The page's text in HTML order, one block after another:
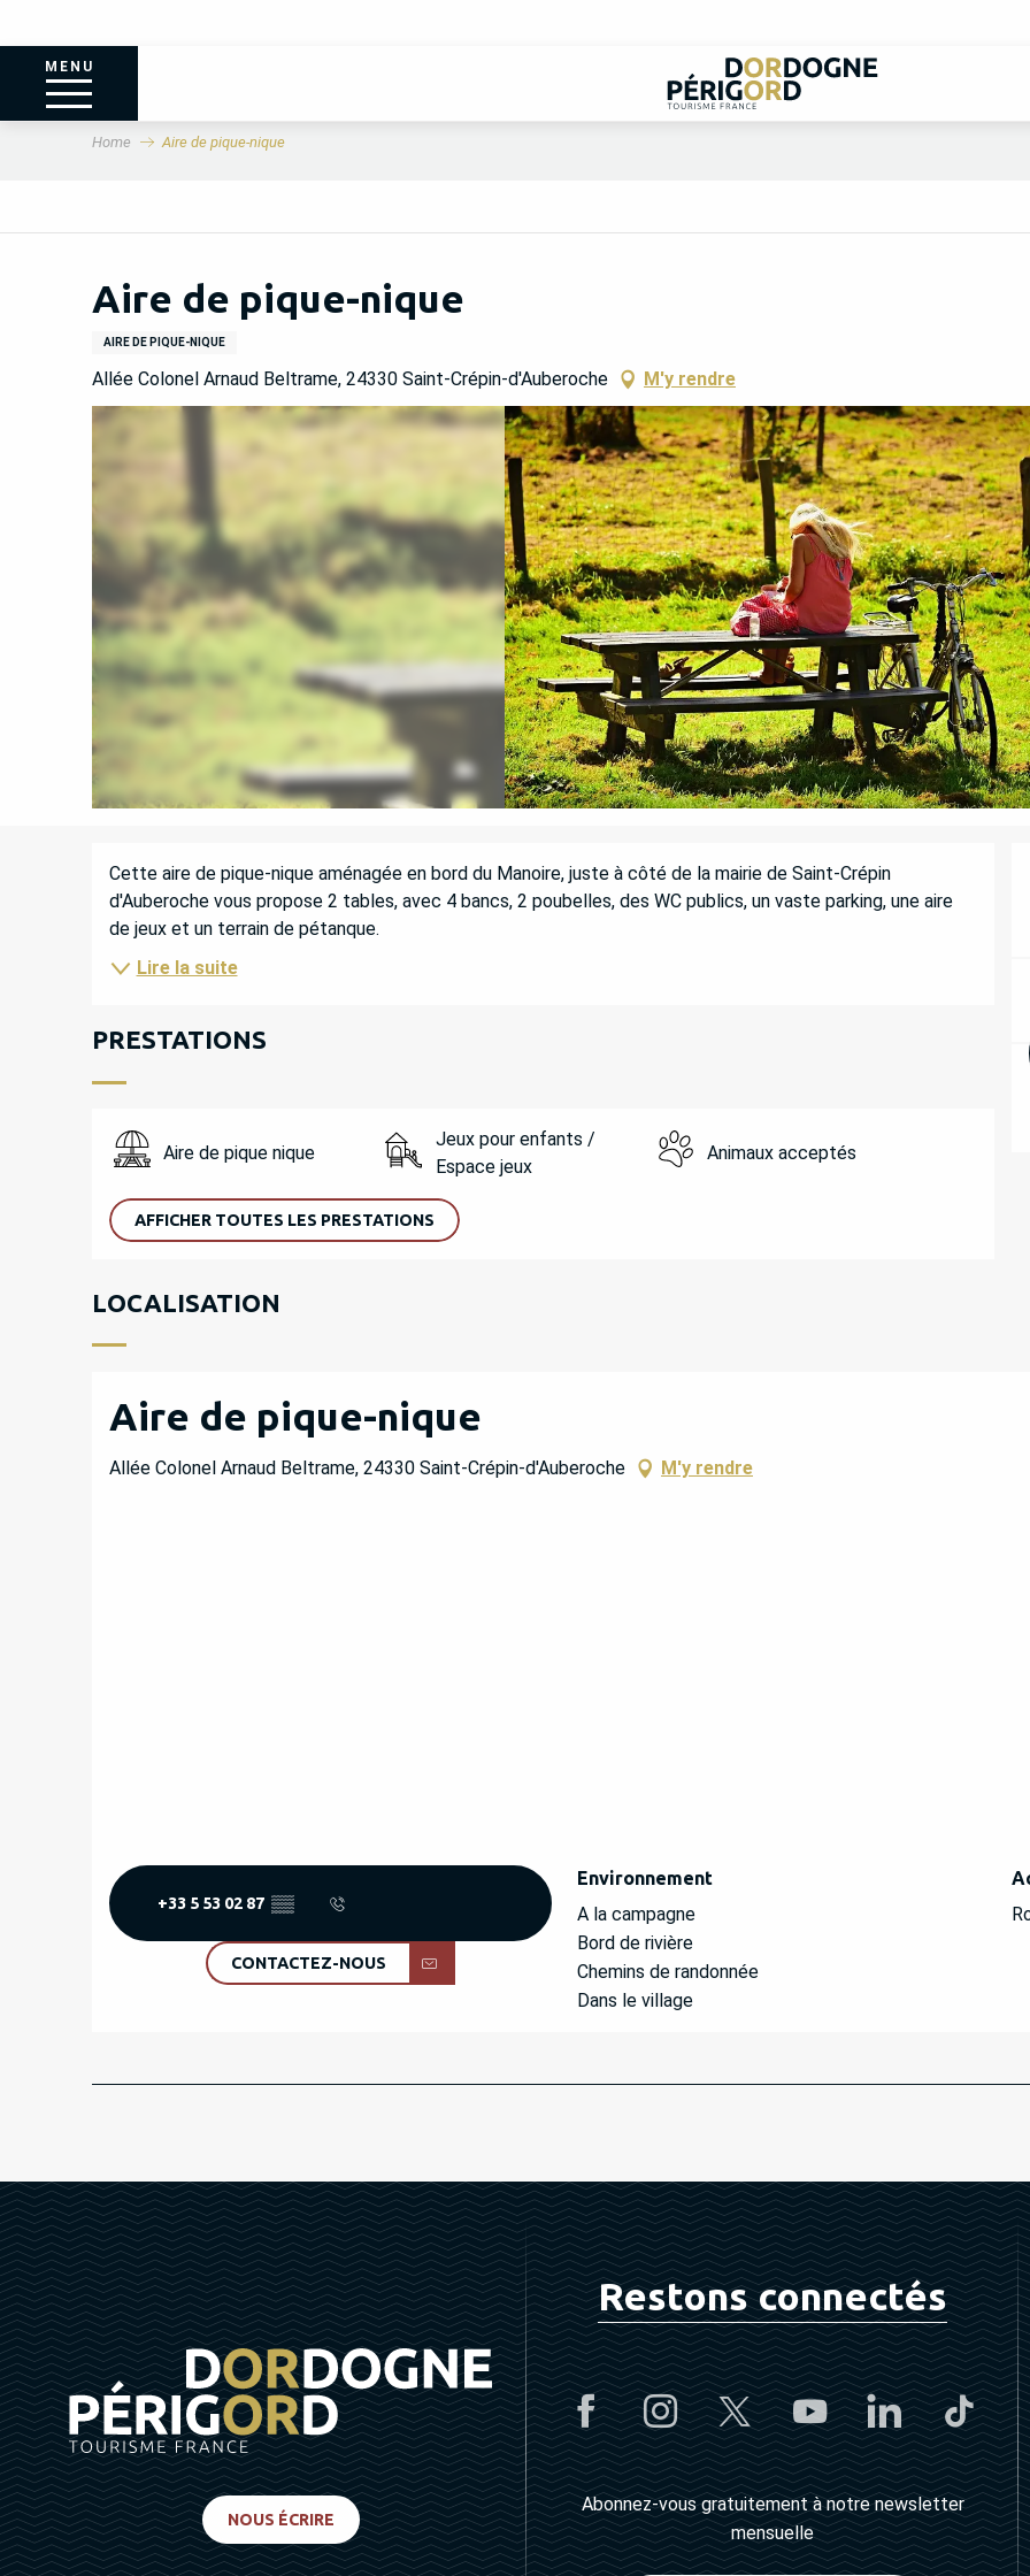
MENU
Home Aire de pique-nique
Aire de pique-nique
AIRE DE PIQUE-NIQUE
Allée Colonel Arnaud Beltrame, 24330 Saint-Crépin-d'Auberoche M'y rendre
DESCRIPTION
Cette aire de pique-nique aménagée en bord du Manoire, juste à côté de la mairie de Saint-Crépin
d'Auberoche vous propose 2 tables, avec 4 bancs, 2 poubelles, des WC publics, un vaste parking, une aire
de jeux et un terrain de pétanque.
Lire la suite
PRESTATIONS
Aire de pique nique
Jeux pour enfants /
Espace jeux
Animaux acceptés
AFFICHER TOUTES LES PRESTATIONS
LOCALISATION
Aire de pique-nique
Allée Colonel Arnaud Beltrame, 24330 Saint-Crépin-d'Auberoche M'y rendre
+33 5 53 02 87 ▒▒
CONTACTEZ-NOUS
Environnement
Environnement
A la campagne
Bord de rivière
Chemins de randonnée
Dans le village
NOUS ÉCRIRE
Restons connectés
Abonnez-vous gratuitement à notre newsletter
mensuelle